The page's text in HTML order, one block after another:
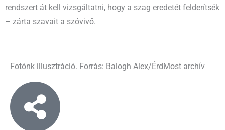
rendszert át kell vizsgáltatni, hogy a szag eredetét felderítsék
– zárta szavait a szóvivő.
Fotónk illusztráció. Forrás: Balogh Alex/ÉrdMost archív